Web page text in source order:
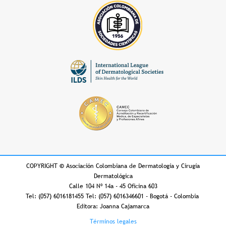
COPYRIGHT © Asociación Colombiana de Dermatología y Cirugía
Dermatológica
Calle 104 Nº 14a - 45 Oficina 603
Tel: (057) 6016181455 Tel: (057) 6016346601 - Bogotá - Colombia
Editora: Joanna Cajamarca
Términos legales